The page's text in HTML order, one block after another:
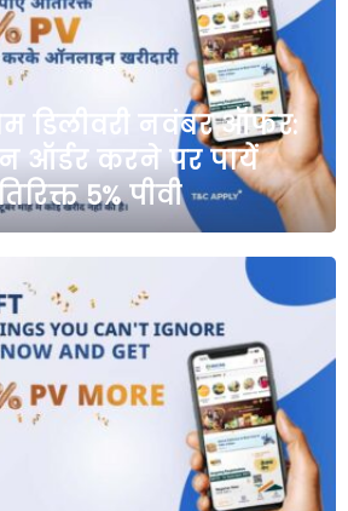
डिलीवरी नवंबर ऑफर:
ऑर्डर करने पर पायें
5% पीवी